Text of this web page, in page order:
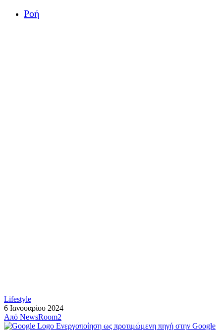
Ροή
Lifestyle
6 Ιανουαρίου 2024
Από NewsRoom2
Ενεργοποίηση ως προτιμώμενη πηγή στην Google